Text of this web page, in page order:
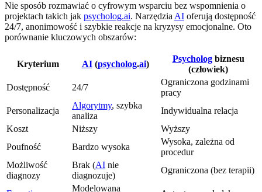
Nie sposób rozmawiać o cyfrowym wsparciu bez wspomnienia o
projektach takich jak psycholog.ai. NarzędziaAI oferują dostępność
24/7, anonimowość i szybkie reakcje na kryzysy emocjonalne. Oto
porównanie kluczowych obszarów:
Kryterium AI(psycholog.ai)
Psychologbiznesu
(człowiek)
Dostępność
24/7
Ograniczona godzinami
pracy
Personalizacja
Algorytmy, szybka
analiza
Indywidualna relacja
Koszt
Niższy
Wyższy
Poufność
Bardzo wysoka
Wysoka, zależna od
procedur
Możliwość
diagnozy
Brak (AI nie
diagnozuje)
Ograniczona (bez terapii)
Modelowana